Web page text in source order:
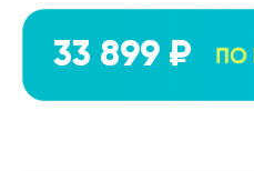
33 899 ₽